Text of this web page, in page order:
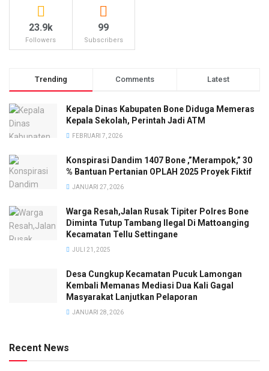
23.9k
Followers
99
Subscribers
Trending Comments Latest
Kepala Dinas Kabupaten Bone Diduga Memeras
Kepala Sekolah, Perintah Jadi ATM
FEBRUARI 7, 2026
Konspirasi Dandim 1407 Bone ,”Merampok,” 30
% Bantuan Pertanian OPLAH 2025 Proyek Fiktif
JANUARI 27, 2026
Warga Resah,Jalan Rusak Tipiter Polres Bone
Diminta Tutup Tambang Ilegal Di Mattoanging
Kecamatan Tellu Settingane
JULI 21, 2025
Desa Cungkup Kecamatan Pucuk Lamongan
Kembali Memanas Mediasi Dua Kali Gagal
Masyarakat Lanjutkan Pelaporan
JANUARI 28, 2026
Recent News